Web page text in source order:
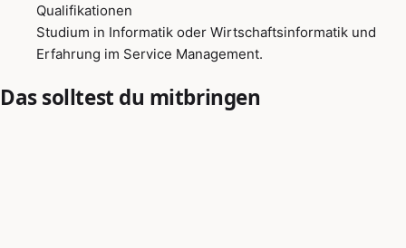
Qualifikationen
Studium in Informatik oder Wirtschaftsinformatik und
Erfahrung im Service Management.
Das solltest du mitbringen